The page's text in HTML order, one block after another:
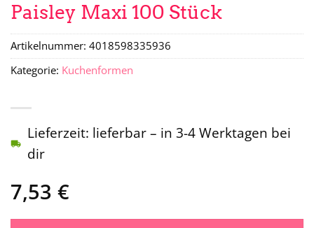
Paisley Maxi 100 Stück
7,53 €
Lieferzeit: lieferbar – in 3-4 Werktagen bei
dir
Artikelnummer: 4018598335936
Kategorie: Kuchenformen